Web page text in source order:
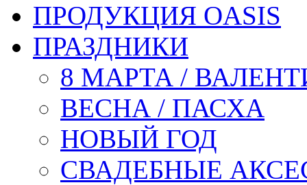
ПРОДУКЦИЯ OASIS
ПРАЗДНИКИ
8 МАРТА /
ВЕСНА / ПАСХА
НОВЫЙ ГОД
СВАДЕБНЫЕ